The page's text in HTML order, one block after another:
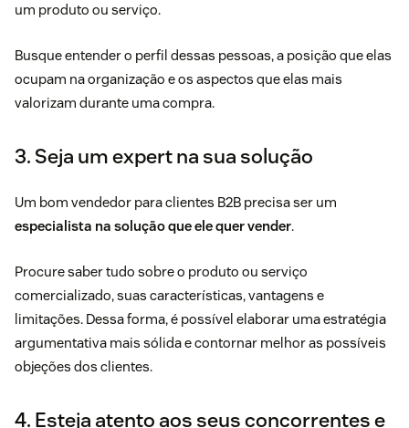
um produto ou serviço.
Busque entender o perfil dessas pessoas, a posição que elas
ocupam na organização e os aspectos que elas mais
valorizam durante uma compra.
3. Seja um expert na sua solução
Um bom vendedor para clientes B2B precisa ser um
especialista na solução que ele quer vender.
Procure saber tudo sobre o produto ou serviço
comercializado, suas características, vantagens e
limitações. Dessa forma, é possível elaborar uma estratégia
argumentativa mais sólida e contornar melhor as possíveis
objeções dos clientes.
4. Esteja atento aos seus concorrentes e